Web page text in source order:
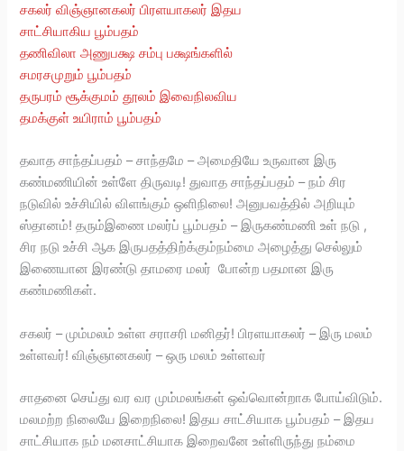
சகலர் விஞ்ஞானகலர் பிரளயாகலர் இதய
சாட்சியாகிய பூம்பதம்
தணிவிலா அணுபக்ஷ சம்பு பக்ஷங்களில்
சமரசமுறும் பூம்பதம்
தருபரம் சூக்குமம் தூலம் இவைநிலவிய
தமக்குள் உயிராம் பூம்பதம்
தவாத சாந்தப்பதம் – சாந்தமே – அமைதியே உருவான இரு
கண்மணியின் உள்ளே திருவடி! துவாத சாந்தப்பதம் – நம் சிர
நடுவில் உச்சியில் விளங்கும் ஒளிநிலை! அனுபவத்தில் அறியும்
ஸ்தானம்! தரும்இணை மலர்ப் பூம்பதம் – இருகண்மணி உள் நடு ,
சிர நடு உச்சி ஆக இருபதத்திற்க்கும்நம்மை அழைத்து செல்லும்
இணையான இரண்டு தாமரை மலர் போன்ற பதமான இரு
கண்மணிகள்.
சகலர் – மும்மலம் உள்ள சராசரி மனிதர்! பிரளயாகலர் – இரு மலம்
உள்ளவர்! விஞ்ஞானகலர் – ஒரு மலம் உள்ளவர்
சாதனை செய்து வர வர மும்மலங்கள் ஒவ்வொன்றாக போய்விடும்.
மலமற்ற நிலையே இறைநிலை! இதய சாட்சியாக பூம்பதம் – இதய
சாட்சியாக நம் மனசாட்சியாக இறைவனே உள்ளிருந்து நம்மை